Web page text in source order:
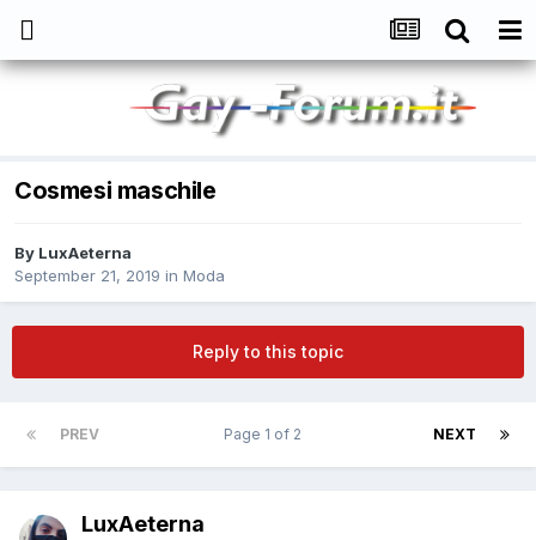
Cosmesi maschile
By LuxAeterna
September 21, 2019 in Moda
Reply to this topic
PREV NEXT
Page 1 of 2
LuxAeterna